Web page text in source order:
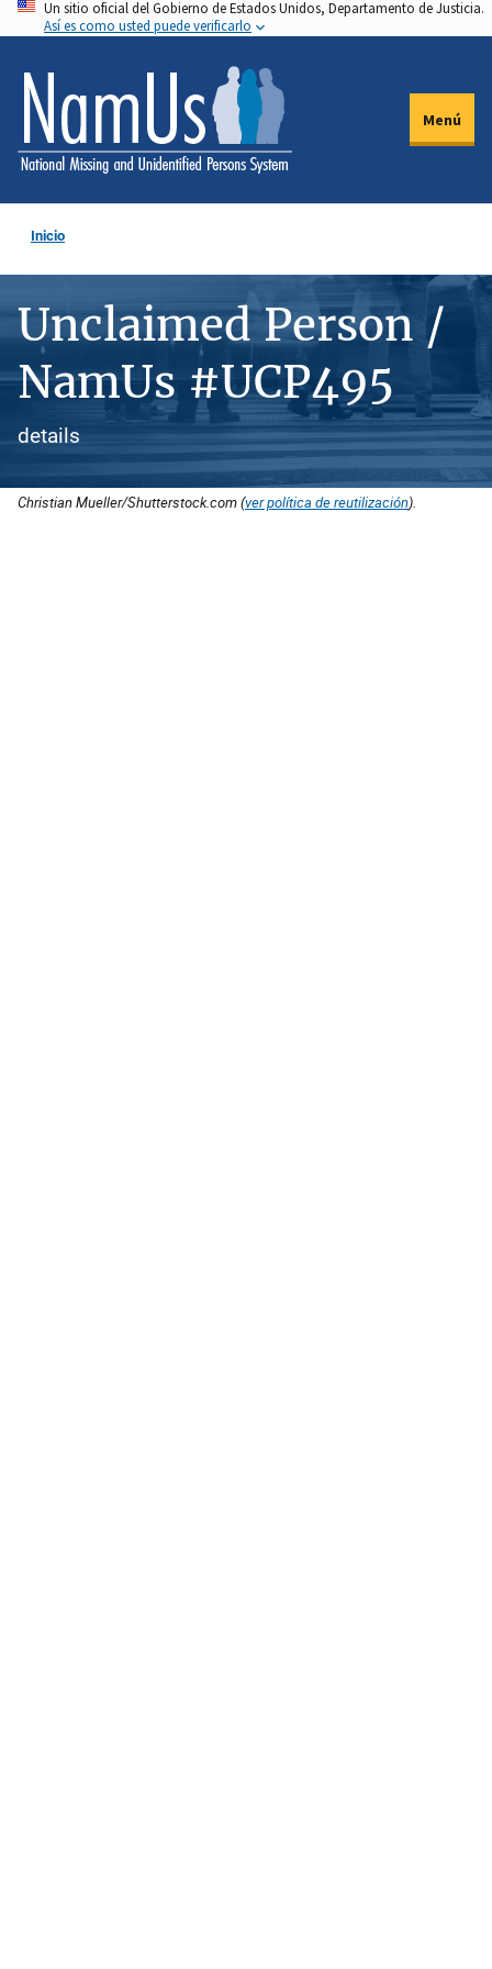
Pasar
al
contenido
principal
Un sitio oficial del Gobierno de Estados Unidos, Departamento de Justicia.
Así es como usted puede verificarlo
Menú
Inicio
Unclaimed Person /
NamUs #UCP495
details
Christian Mueller/Shutterstock.com (ver política de reutilización).